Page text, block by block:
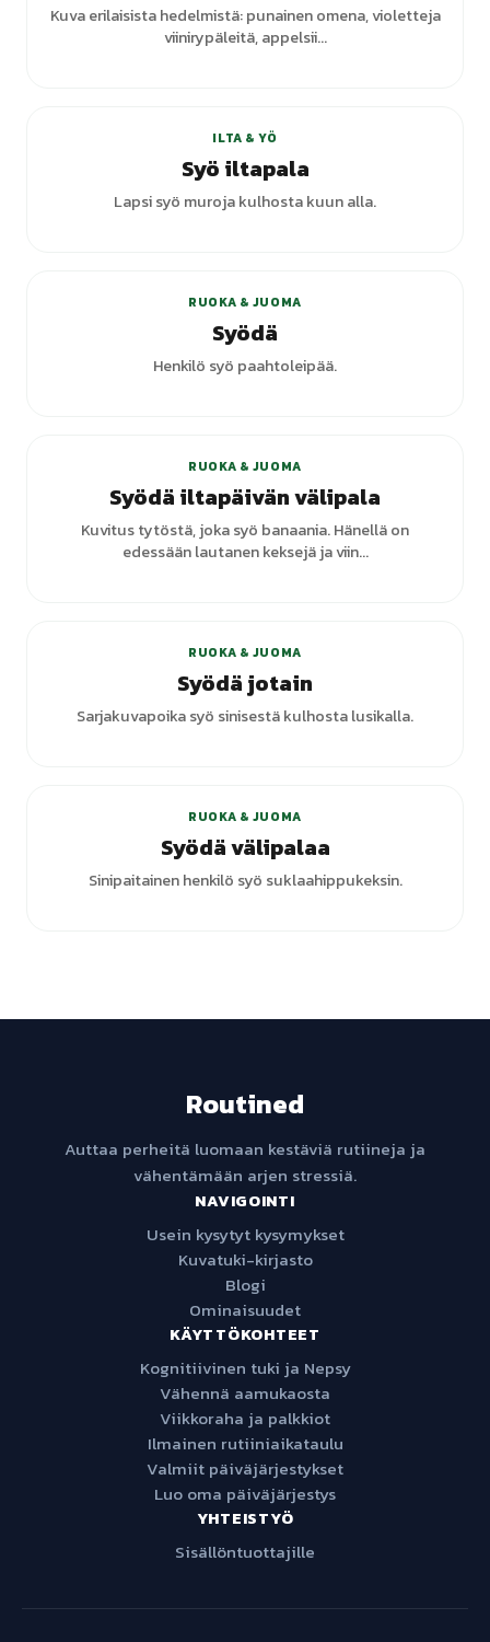
Kuva erilaisista hedelmistä: punainen omena, violetteja
viinirypäleitä, appelsii...
ILTA & YÖ
Syö iltapala
Lapsi syö muroja kulhosta kuun alla.
RUOKA & JUOMA
Syödä
Henkilö syö paahtoleipää.
RUOKA & JUOMA
Syödä iltapäivän välipala
Kuvitus tytöstä, joka syö banaania. Hänellä on
edessään lautanen keksejä ja viin...
RUOKA & JUOMA
Syödä jotain
Sarjakuvapoika syö sinisestä kulhosta lusikalla.
RUOKA & JUOMA
Syödä välipalaa
Sinipaitainen henkilö syö suklaahippukeksin.
Routined
Auttaa perheitä luomaan kestäviä rutiineja ja
vähentämään arjen stressiä.
NAVIGOINTI
Usein kysytyt kysymykset
Kuvatuki-kirjasto
Blogi
Ominaisuudet
KÄYTTÖKOHTEET
Kognitiivinen tuki ja Nepsy
Vähennä aamukaosta
Viikkoraha ja palkkiot
Ilmainen rutiiniaikataulu
Valmiit päiväjärjestykset
Luo oma päiväjärjestys
YHTEISTYÖ
Sisällöntuottajille